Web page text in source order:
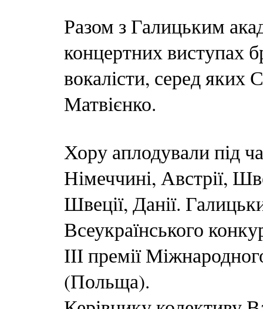
Разом з Галицьким
концертних виступах
вокалісти, серед яких
Матвієнко.
Хору аплодували під
Німеччині, Австрії,
Швеції, Данії.
Всеукраїнського
ІІІ премії
(Польща).